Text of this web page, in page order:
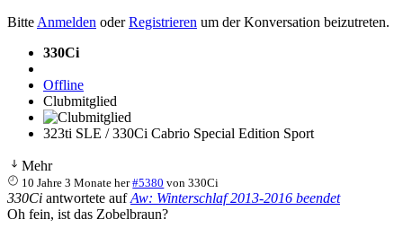
Bitte Anmelden oderRegistrieren um der Konversation beizutreten.
330Ci
Offline
Clubmitglied
323ti SLE / 330Ci Cabrio Special Edition Sport
Mehr
10 Jahre 3 Monate her #5380 von330Ci
330Ci antwortete aufAw: Winterschlaf 2013-2016 beendet
Oh fein, ist das Zobelbraun?